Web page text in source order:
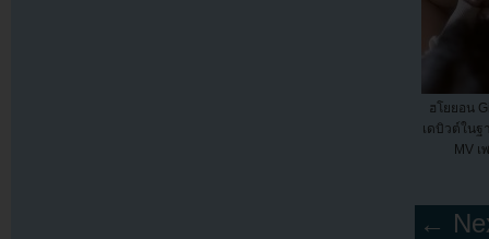
ฮโยยอน
เดบิวต์ในฐ
MV เ
←